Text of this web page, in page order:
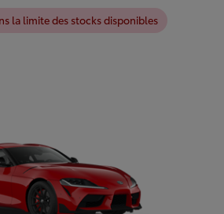
la limite des stocks disponibles